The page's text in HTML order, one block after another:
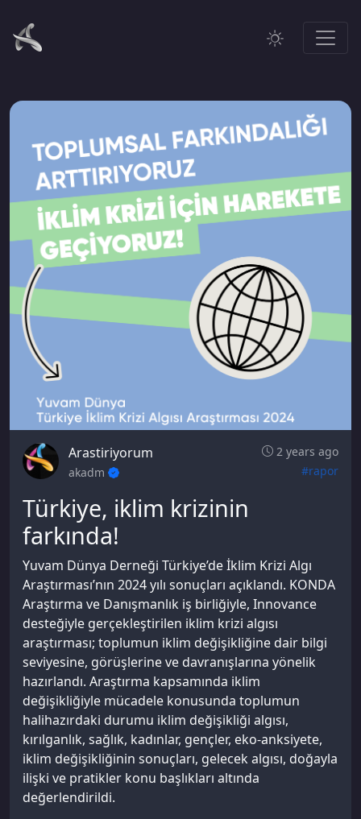
Arastiriyorum
2 years ago
akadm
#rapor
Türkiye, iklim krizinin
farkında!
Yuvam Dünya Derneği Türkiye’de İklim Krizi Algı
Araştırması’nın 2024 yılı sonuçları açıklandı. KONDA
Araştırma ve Danışmanlık iş birliğiyle, Innovance
desteğiyle gerçekleştirilen iklim krizi algısı
araştırması; toplumun iklim değişikliğine dair bilgi
seviyesine, görüşlerine ve davranışlarına yönelik
hazırlandı. Araştırma kapsamında iklim
değişikliğiyle mücadele konusunda toplumun
halihazırdaki durumu iklim değişikliği algısı,
kırılganlık, sağlık, kadınlar, gençler, eko-anksiyete,
iklim değişikliğinin sonuçları, gelecek algısı, doğayla
ilişki ve pratikler konu başlıkları altında
değerlendirildi.